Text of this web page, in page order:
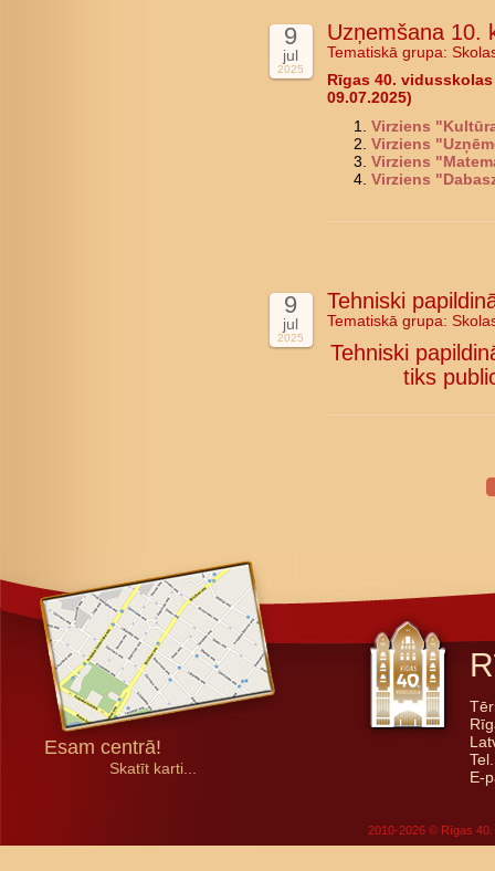
9
jul
2025
Uzņemšana 10.
Tematiskā grupa:
Rīgas 40.
09.07.2025)
Virziens
Virziens
Virziens
Virziens
9
jul
2025
Tehniski
Tematiskā grupa:
Tehniski
tiks
Esam centrā!
Skatīt karti...
E-
2010-2026 © Rīgas